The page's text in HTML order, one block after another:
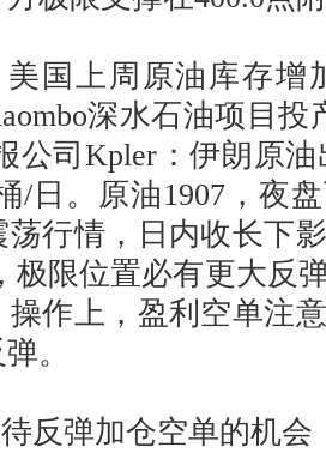
上周原油库存增
深水石油项目投
公司Kpler：伊朗原油
/日。原油1907，夜
行情，日内收长下
极限位置必有更大反
作上，盈利空单注
。
弹加仓空单的机会